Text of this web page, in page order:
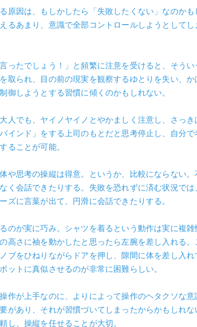
原因は、もしかしたら「失敗したくない」なのか
るあまり、意識で全部コントロールしようとして
ったでしょう！」と頻繁に注意を受けると、そう
取られ、目の前の現実を観察するゆとりを失い、
しようとする習慣に傾くのかもしれない。
人でも、ヤイノヤイノとやかましく注意し、さっ
インド」をする上司のもとだと思考停止し、自分
ることが可能。
や思考の操縦は得意。というか、比較にならない
く会話できたりする。失敗を恐れずに済む状況で
に言葉が出て、円滑に会話できたりする。
のが実に巧み。シャツを着るという動作は実に複
高さに袖を動かしたと思ったら左腕を差し入れる
ブをひねりながらドアを押し、隙間に体を差し入
トに真似させるのが非常に困難らしい。
作が上手なのに、よりによって操作のヘタクソな
があり、それが習慣づいてしまったからかもしれ
、操縦を任せることが大切。